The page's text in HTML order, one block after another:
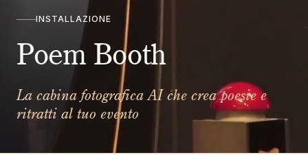
INSTALLAZIONE
Poem Booth
La cabina fotografica AI che crea poesie e
ritratti al tuo evento